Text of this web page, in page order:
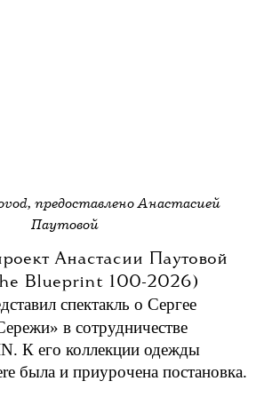
предоставлено Анастасией
Паутовой
Анастасии Паутовой
Blueprint 100-2026)
спектакль о Сергее
в сотрудничестве
К его коллекции одежды
была и приурочена постановка.